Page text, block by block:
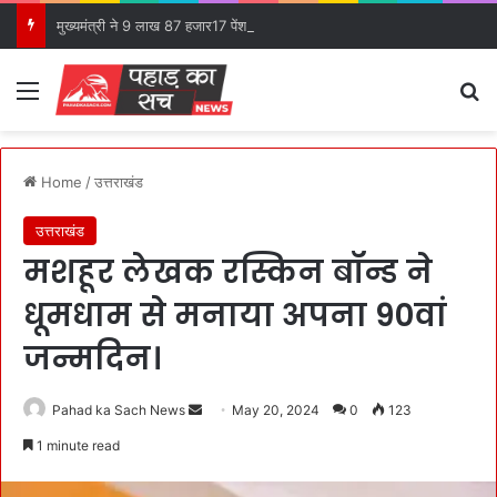
Menu
Home /उत्तराखंड
उत्तराखंड
मशहूर लेखक रस्किन बॉन्ड ने
धूमधाम से मनाया अपना 90वां
जन्मदिन।
Pahad ka Sach News May 20, 2024 0 123
1 minute read